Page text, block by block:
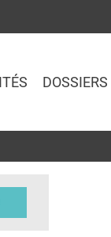
DOSSIERS